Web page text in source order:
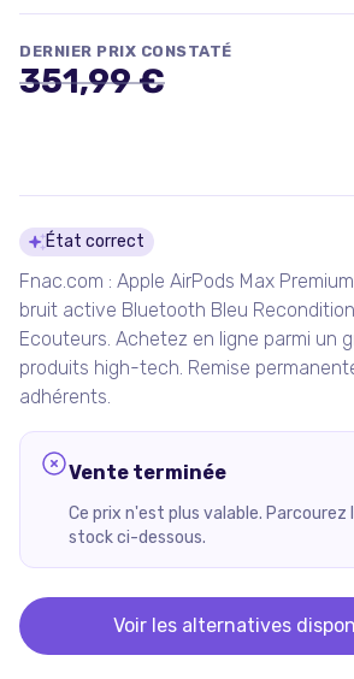
DERNIER PRIX CONSTATÉ
351,99 €
Détails du
État correct
Fnac.com : Apple AirPods Max
bruit active Bluetooth Bleu
Ecouteurs. Achetez en ligne parmi un
produits high-tech. Remise
adhérents.
Vente terminée
Ce prix n'est plus valable.
stock ci-dessous.
Voir les alternatives